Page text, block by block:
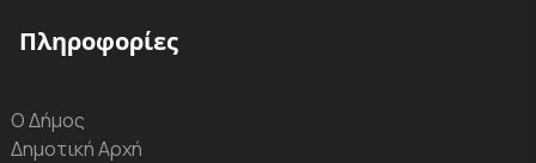
Πληροφορίες
Ο Δήμος
Δημοτική Αρχή